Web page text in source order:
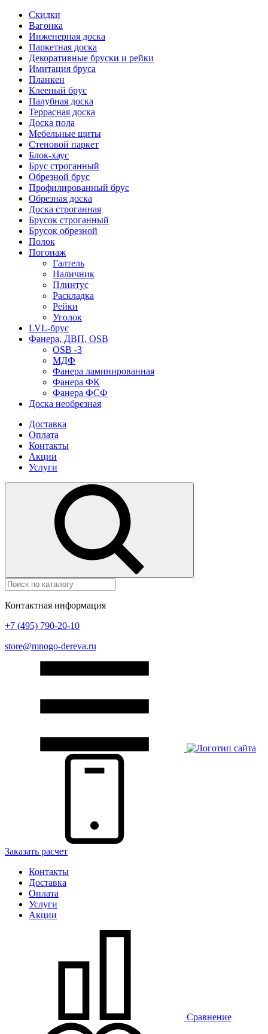
Скидки
Вагонка
Инженерная доска
Паркетная доска
Декоративные бруски и рейки
Имитация бруса
Планкен
Клееный брус
Палубная доска
Террасная доска
Доска пола
Мебельные щиты
Стеновой паркет
Блок-хаус
Брус строганный
Обрезной брус
Профилированный брус
Обрезная доска
Доска строганная
Брусок строганный
Брусок обрезной
Полок
Погонаж
Галтель
Наличник
Плинтус
Раскладка
Рейки
Уголок
LVL-брус
Фанера, ДВП, OSB
OSB -3
МДФ
Фанера ламинированная
Фанера ФК
Фанера ФСФ
Доска необрезная
Доставка
Оплата
Контакты
Акции
Услуги
Контактная информация
+7 (495) 790-20-10
store@mnogo-dereva.ru
Заказать расчет
Контакты
Доставка
Оплата
Услуги
Акции
Сравнение